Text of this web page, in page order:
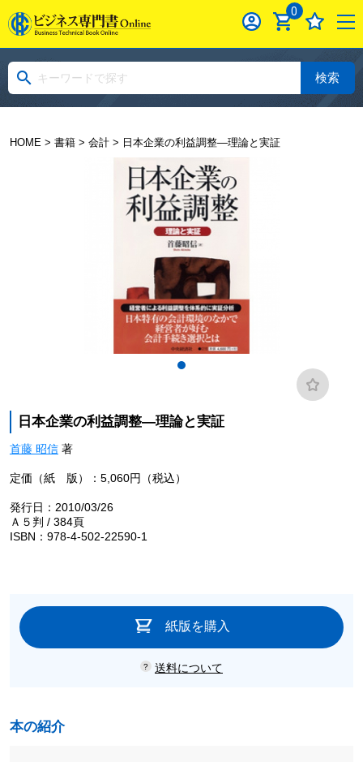
0
検索
HOME> 書籍> 会計> 日本企業の利益調整―理論と実証
日本企業の利益調整―理論と実証
首藤 昭信著
定価（紙 版）：5,060円（税込）
発行日：2010/03/26
Ａ５判 / 384頁
ISBN：978-4-502-22590-1
紙版を購入
送料について
本の紹介